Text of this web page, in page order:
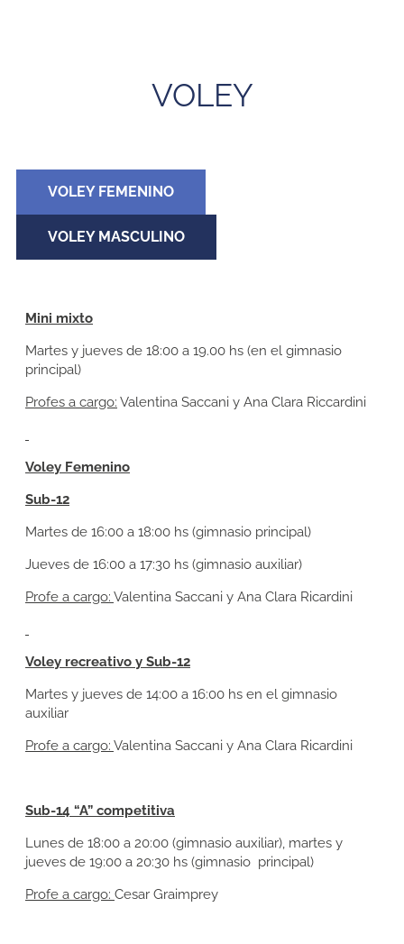
VOLEY
VOLEY FEMENINO
VOLEY MASCULINO
Mini mixto
Martes y jueves de 18:00 a 19.00 hs (en el gimnasio
principal)
Profes a cargo: Valentina Saccani y Ana Clara Riccardini
Voley Femenino
Sub-12
Martes de 16:00 a 18:00 hs (gimnasio principal)
Jueves de 16:00 a 17:30 hs (gimnasio auxiliar)
Profe a cargo: Valentina Saccani y Ana Clara Ricardini
Voley recreativo y Sub-12
Martes y jueves de 14:00 a 16:00 hs en el gimnasio
auxiliar
Profe a cargo: Valentina Saccani y Ana Clara Ricardini
Sub-14 “A” competitiva
Lunes de 18:00 a 20:00 (gimnasio auxiliar), martes y
jueves de 19:00 a 20:30 hs (gimnasio principal)
Profe a cargo: Cesar Graimprey